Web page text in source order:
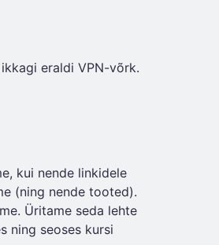
eraldi VPN-võrk.
kui nende linkidele
(ning nende tooted).
Üritame seda lehte
ning seoses kursi